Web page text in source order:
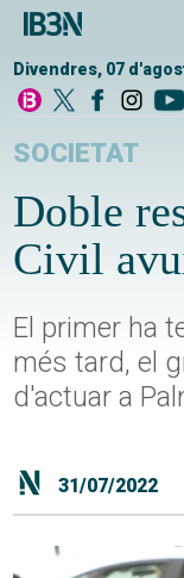
Divendres, 07
SOCIETAT
Doble
Civil
El primer ha
més tard, el
d'actuar a
31/07/2022